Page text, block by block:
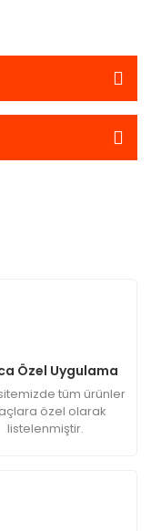
Özel Uygulama
tüm ürünler
özel olarak
listelenmiştir.